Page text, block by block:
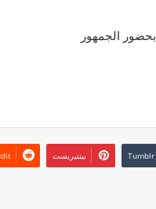
الجمهور
بينتيريست